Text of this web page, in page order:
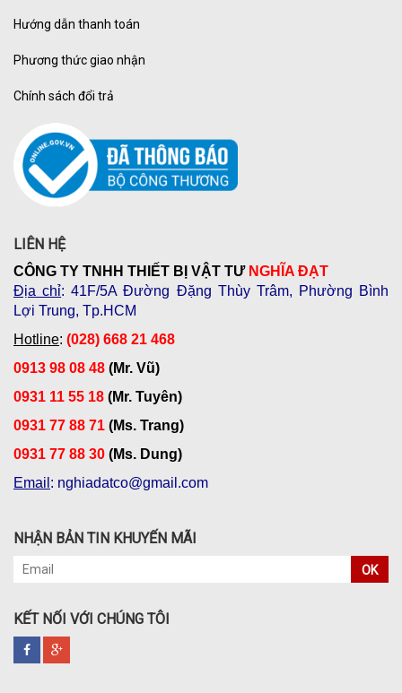
Hướng dẫn thanh toán
Phương thức giao nhận
Chính sách đổi trả
LIÊN HỆ
CÔNG TY TNHH THIẾT BỊ VẬT TƯ NGHĨA ĐẠT
Địa chỉ: 41F/5A Đường Đặng Thùy Trâm, Phường Bình
Lợi Trung, Tp.HCM
Hotline: (028) 668 21 468
0913 98 08 48 (Mr. Vũ)
0931 11 55 18 (Mr. Tuyên)
0931 77 88 71 (Ms. Trang)
0931 77 88 30 (Ms. Dung)
Email : nghiadatco@gmail.com
NHẬN BẢN TIN KHUYẾN MÃI
OK
KẾT NỐI VỚI CHÚNG TÔI